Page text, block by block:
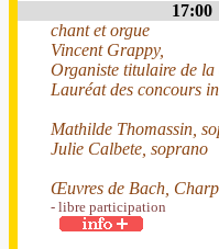
17:00
chant et orgue
Vincent Grappy,
Organiste titulaire de
Lauréat des concours
Mathilde Thomassin,
Julie Calbete, soprano
Œuvres de Bach,
- libre participation